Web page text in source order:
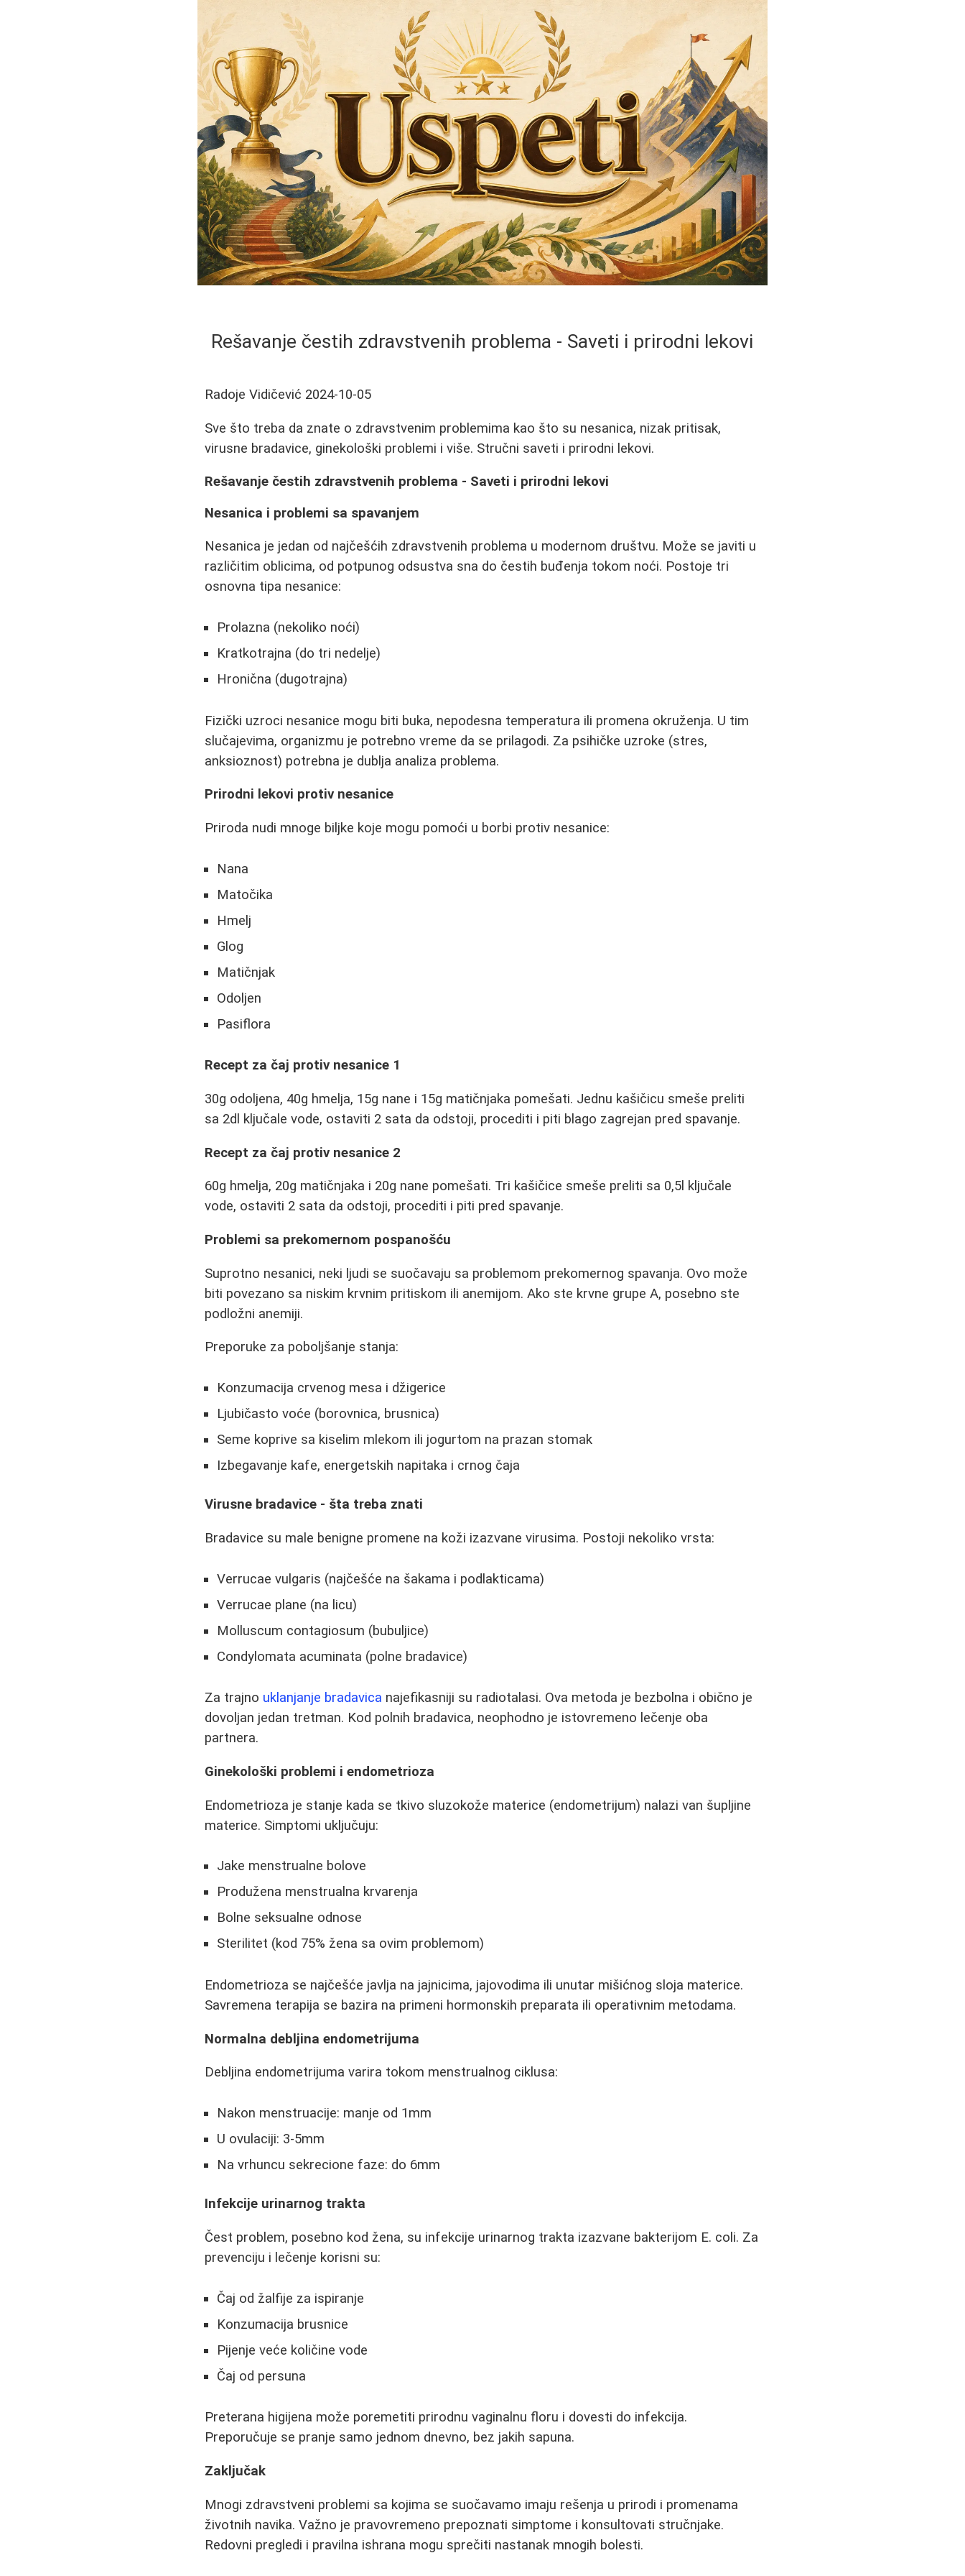
Rešavanje čestih zdravstvenih problema - Saveti i prirodni lekovi
Radoje Vidičević 2024-10-05
Sve što treba da znate o zdravstvenim problemima kao što su nesanica, nizak pritisak,
virusne bradavice, ginekološki problemi i više. Stručni saveti i prirodni lekovi.
Rešavanje čestih zdravstvenih problema - Saveti i prirodni lekovi
Nesanica i problemi sa spavanjem
Nesanica je jedan od najčešćih zdravstvenih problema u modernom društvu. Može se javiti u
različitim oblicima, od potpunog odsustva sna do čestih buđenja tokom noći. Postoje tri
osnovna tipa nesanice:
Prolazna (nekoliko noći)
Kratkotrajna (do tri nedelje)
Hronična (dugotrajna)
Fizički uzroci nesanice mogu biti buka, nepodesna temperatura ili promena okruženja. U tim
slučajevima, organizmu je potrebno vreme da se prilagodi. Za psihičke uzroke (stres,
anksioznost) potrebna je dublja analiza problema.
Prirodni lekovi protiv nesanice
Priroda nudi mnoge biljke koje mogu pomoći u borbi protiv nesanice:
Nana
Matočika
Hmelj
Glog
Matičnjak
Odoljen
Pasiflora
Recept za čaj protiv nesanice 1
30g odoljena, 40g hmelja, 15g nane i 15g matičnjaka pomešati. Jednu kašičicu smeše preliti
sa 2dl ključale vode, ostaviti 2 sata da odstoji, procediti i piti blago zagrejan pred spavanje.
Recept za čaj protiv nesanice 2
60g hmelja, 20g matičnjaka i 20g nane pomešati. Tri kašičice smeše preliti sa 0,5l ključale
vode, ostaviti 2 sata da odstoji, procediti i piti pred spavanje.
Problemi sa prekomernom pospanošću
Suprotno nesanici, neki ljudi se suočavaju sa problemom prekomernog spavanja. Ovo može
biti povezano sa niskim krvnim pritiskom ili anemijom. Ako ste krvne grupe A, posebno ste
podložni anemiji.
Preporuke za poboljšanje stanja:
Konzumacija crvenog mesa i džigerice
Ljubičasto voće (borovnica, brusnica)
Seme koprive sa kiselim mlekom ili jogurtom na prazan stomak
Izbegavanje kafe, energetskih napitaka i crnog čaja
Virusne bradavice - šta treba znati
Bradavice su male benigne promene na koži izazvane virusima. Postoji nekoliko vrsta:
Verrucae vulgaris (najčešće na šakama i podlakticama)
Verrucae plane (na licu)
Molluscum contagiosum (bubuljice)
Condylomata acuminata (polne bradavice)
Za trajno uklanjanje bradavica najefikasniji su radiotalasi. Ova metoda je bezbolna i obično je
dovoljan jedan tretman. Kod polnih bradavica, neophodno je istovremeno lečenje oba
partnera.
Ginekološki problemi i endometrioza
Endometrioza je stanje kada se tkivo sluzokože materice (endometrijum) nalazi van šupljine
materice. Simptomi uključuju:
Jake menstrualne bolove
Produžena menstrualna krvarenja
Bolne seksualne odnose
Sterilitet (kod 75% žena sa ovim problemom)
Endometrioza se najčešće javlja na jajnicima, jajovodima ili unutar mišićnog sloja materice.
Savremena terapija se bazira na primeni hormonskih preparata ili operativnim metodama.
Normalna debljina endometrijuma
Debljina endometrijuma varira tokom menstrualnog ciklusa:
Nakon menstruacije: manje od 1mm
U ovulaciji: 3-5mm
Na vrhuncu sekrecione faze: do 6mm
Infekcije urinarnog trakta
Čest problem, posebno kod žena, su infekcije urinarnog trakta izazvane bakterijom E. coli. Za
prevenciju i lečenje korisni su:
Čaj od žalfije za ispiranje
Konzumacija brusnice
Pijenje veće količine vode
Čaj od persuna
Preterana higijena može poremetiti prirodnu vaginalnu floru i dovesti do infekcija.
Preporučuje se pranje samo jednom dnevno, bez jakih sapuna.
Zaključak
Mnogi zdravstveni problemi sa kojima se suočavamo imaju rešenja u prirodi i promenama
životnih navika. Važno je pravovremeno prepoznati simptome i konsultovati stručnjake.
Redovni pregledi i pravilna ishrana mogu sprečiti nastanak mnogih bolesti.